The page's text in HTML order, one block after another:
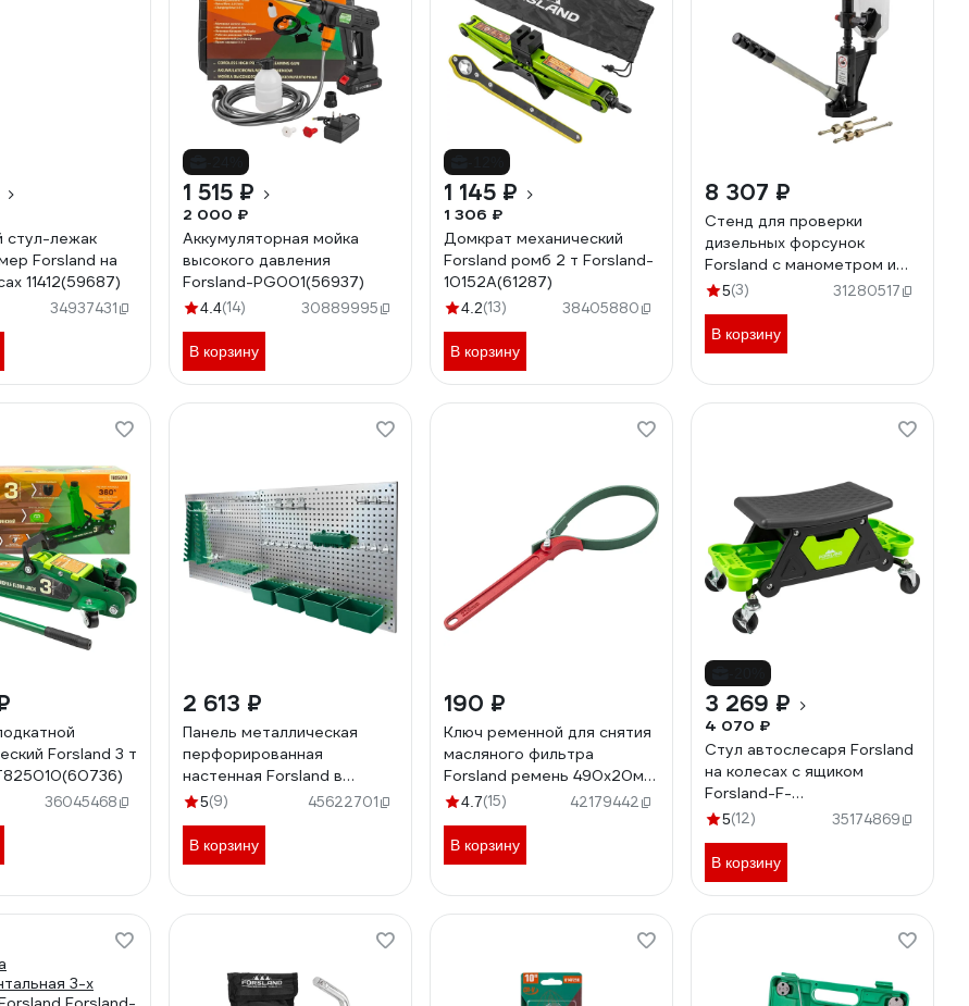
стул-лежак
Forsland на
11412(59687)
34937431
1 515 ₽
2 000 ₽
Аккумуляторная мойка
высокого давления
Forsland-PG001(56937)
4.4(14) 30889995
В корзину
1 145 ₽
1 306 ₽
Домкрат механический
Forsland ромб 2 т Forsland-
10152A(61287)
4.2(13) 38405880
В корзину
8 307 ₽
Стенд для проверки
дизельных форсунок
Forsland с манометром и
резьбовыми адаптерами-
м12хм14 Forsland-
905G13(54259)
5(3) 31280517
В корзину
Forsland 3 т
36045468
2 613 ₽
Панель металлическая
перфорированная
настенная Forsland в
комплекте с лотками для
PST2322(66245)
5(9) 45622701
В корзину
190 ₽
Ключ ременной для снятия
масляного фильтра
Forsland ремень 490х20мм,
для фильтров 60-140мм
4.7(15) 42179442
В корзину
3 269 ₽
4 070 ₽
Стул автослесаря Forsland
на колесах с ящиком
Forsland-F-
TRH6800(59968)
5(12) 35174869
В корзину